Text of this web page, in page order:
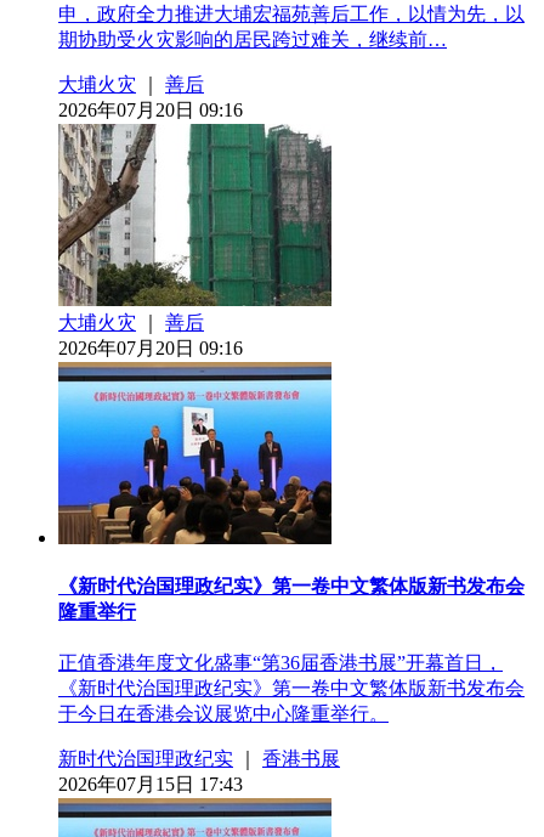
申，政府全力推进大埔宏福苑善后工作，以情为先，以
期协助受火灾影响的居民跨过难关，继续前…
大埔火灾
善后
2026年07月20日 09:16
大埔火灾
善后
2026年07月20日 09:16
《新时代治国理政纪实》第一卷中文繁体版新书发布会
隆重举行
正值香港年度文化盛事“第36届香港书展”开幕首日，
《新时代治国理政纪实》第一卷中文繁体版新书发布会
于今日在香港会议展览中心隆重举行。
新时代治国理政纪实
香港书展
2026年07月15日 17:43